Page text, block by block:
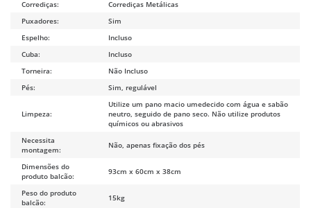
Corrediças:
Corrediças Metálicas
Puxadores:
Sim
Espelho:
Incluso
Cuba:
Incluso
Torneira:
Não Incluso
Pés:
Sim, regulável
Limpeza:
Utilize um pano macio umedecido com água e sabão
neutro, seguido de pano seco. Não utilize produtos
químicos ou abrasivos
Necessita
montagem:
Não, apenas fixação dos pés
Dimensões do
produto balcão:
93cm x 60cm x 38cm
Peso do produto
balcão:
15kg